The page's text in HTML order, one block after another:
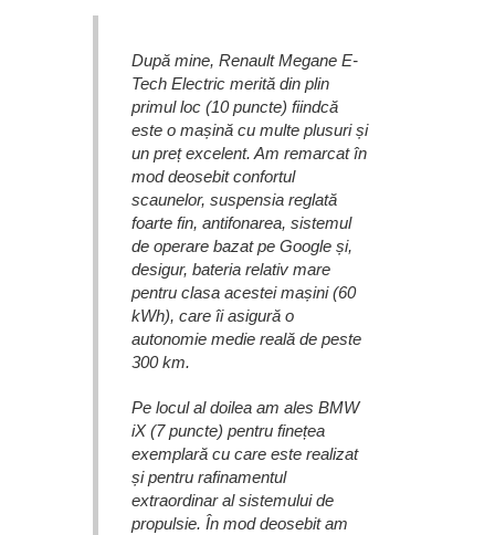
După mine, Renault Megane E-
Tech Electric merită din plin
primul loc (10 puncte) fiindcă
este o mașină cu multe plusuri și
un preț excelent. Am remarcat în
mod deosebit confortul
scaunelor, suspensia reglată
foarte fin, antifonarea, sistemul
de operare bazat pe Google și,
desigur, bateria relativ mare
pentru clasa acestei mașini (60
kWh), care îi asigură o
autonomie medie reală de peste
300 km.
Pe locul al doilea am ales BMW
iX (7 puncte) pentru finețea
exemplară cu care este realizat
și pentru rafinamentul
extraordinar al sistemului de
propulsie. În mod deosebit am